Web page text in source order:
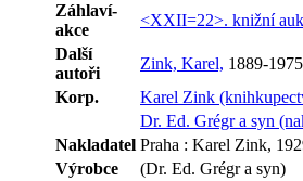
Záhlaví-
akce
<XXII=22>. knižní
Další
autoři
Zink, Karel, 1889-
Korp.
Karel Zink
Dr. Ed. Grégr a syn
Nakladatel Praha : Karel Zink,
Výrobce
(Dr. Ed. Grégr a syn)